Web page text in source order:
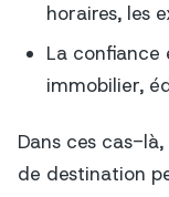
horaires, les
La confiance
immobilier,
Dans ces cas-
de destination